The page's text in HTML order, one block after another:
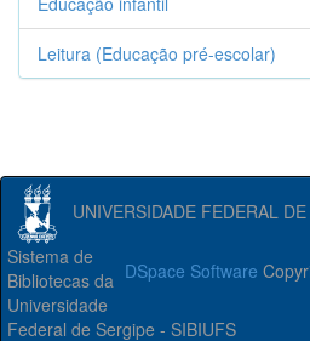
Leitura (Educação pré-escolar)
UNIVERSIDADE FEDERAL
DSpace Software
Sistema de
Bibliotecas da
Universidade
Federal de Sergipe - SIBIUFS